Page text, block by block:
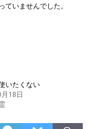
いませんでした。
いたくない
18日